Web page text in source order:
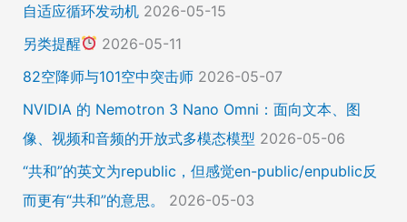
自适应循环发动机 2026-05-15
另类提醒
2026-05-11
82空降师与101空中突击师 2026-05-07
NVIDIA 的 Nemotron 3 Nano Omni：面向文本、图
像、视频和音频的开放式多模态模型 2026-05-06
“共和”的英文为republic，但感觉en-public/enpublic反
而更有“共和”的意思。
2026-05-03